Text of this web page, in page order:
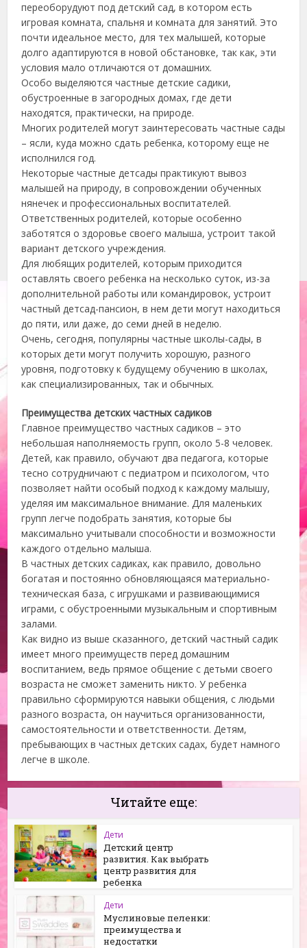
переоборудуют под детский сад, в котором есть
игровая комната, спальня и комната для занятий. Это
почти идеальное место, для тех малышей, которые
долго адаптируются в новой обстановке, так как, эти
условия мало отличаются от домашних.
Особо выделяются частные детские садики,
обустроенные в загородных домах, где дети
находятся, практически, на природе.
Многих родителей могут заинтересовать частные сады
– ясли, куда можно сдать ребенка, которому еще не
исполнился год.
Некоторые частные детсады практикуют вывоз
малышей на природу, в сопровождении обученных
нянечек и профессиональных воспитателей.
Ответственных родителей, которые особенно
заботятся о здоровье своего малыша, устроит такой
вариант детского учреждения.
Для любящих родителей, которым приходится
оставлять своего ребенка на несколько суток, из-за
дополнительной работы или командировок, устроит
частный детсад-пансион, в нем дети могут находиться
до пяти, или даже, до семи дней в неделю.
Очень, сегодня, популярны частные школы-сады, в
которых дети могут получить хорошую, разного
уровня, подготовку к будущему обучению в школах,
как специализированных, так и обычных.
Преимущества детских частных садиков
Главное преимущество частных садиков – это
небольшая наполняемость групп, около 5-8 человек.
Детей, как правило, обучают два педагога, которые
тесно сотрудничают с педиатром и психологом, что
позволяет найти особый подход к каждому малышу,
уделяя им максимальное внимание. Для маленьких
групп легче подобрать занятия, которые бы
максимально учитывали способности и возможности
каждого отдельно малыша.
В частных детских садиках, как правило, довольно
богатая и постоянно обновляющаяся материально-
техническая база, с игрушками и развивающимися
играми, с обустроенными музыкальным и спортивным
залами.
Как видно из выше сказанного, детский частный садик
имеет много преимуществ перед домашним
воспитанием, ведь прямое общение с детьми своего
возраста не сможет заменить никто. У ребенка
правильно сформируются навыки общения, с людьми
разного возраста, он научиться организованности,
самостоятельности и ответственности. Детям,
пребывающих в частных детских садах, будет намного
легче в школе.
Читайте еще:
Дети
Детский центр
развития. Как выбрать
центр развития для
ребенка
Дети
Муслиновые пеленки:
преимущества и
недостатки